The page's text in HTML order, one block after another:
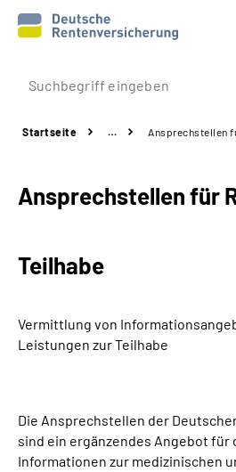
Prävention
Rente
Über uns & Presse
Suche
Startseite … Ansprechstellen
Ansprechstellen für
Teilhabe
Vermittlung von
Leistungen zur Teilhabe
Die Ansprechstellen der
sind ein ergänzendes Angebot für
Informationen zur medizinischen